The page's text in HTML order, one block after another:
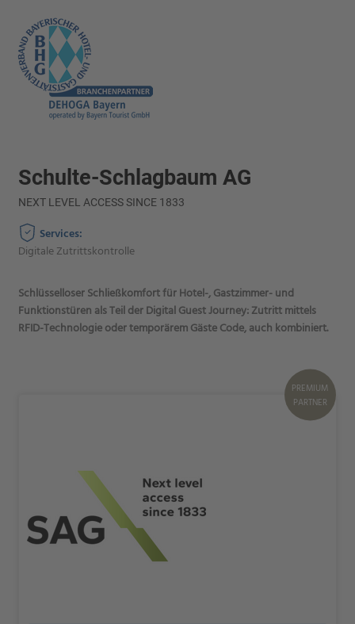
PREMIUM
PARTNER
Schulte-Schlagbaum AG
NEXT LEVEL ACCESS SINCE 1833
Services:
Digitale Zutrittskontrolle
Schlüsselloser Schließkomfort für Hotel-, Gastzimmer- und
Funktionstüren als Teil der Digital Guest Journey: Zutritt mittels
RFID-Technologie oder temporärem Gäste Code, auch kombiniert.